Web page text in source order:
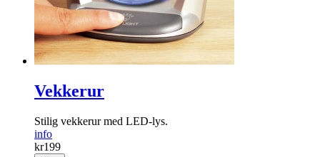
Vekkerur
Stilig vekkerur med LED-lys.
info
kr199